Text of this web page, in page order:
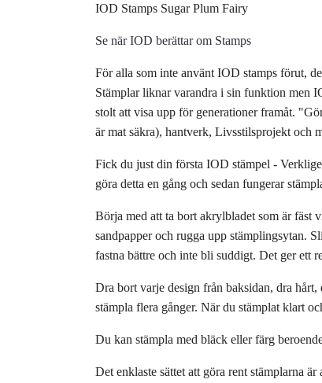
IOD Stamps Sugar Plum Fairy
Se när IOD berättar om Stamps
För alla som inte använt IOD stamps förut,
Stämplar liknar varandra i sin funktion men
stolt att visa upp för generationer framåt.
är mat säkra), hantverk, Livsstilsprojekt och
Fick du just din första IOD stämpel -
göra detta en gång och sedan fungerar
Börja med att ta bort akrylbladet som är fäst
sandpapper och rugga upp stämplingsytan.
fastna bättre och inte bli suddigt. Det ger ett
Dra bort varje design från baksidan, dra
stämpla flera gånger. När du stämplat klart
Du kan stämpla med bläck eller färg
Det enklaste sättet att göra rent stämplarna